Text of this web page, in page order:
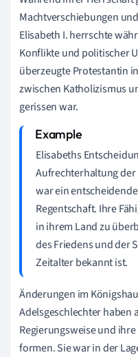
Machtverschiebungen
Elisabeth I. herrschte
Konflikte und politischer
überzeugte Protestantin
zwischen Katholizismus
gerissen war.
Elisabeths
Aufrechterhaltung
war ein
Regentschaft. Ihre
in ihrem Land zu
des Friedens und der
Zeitalter bekannt ist.
Änderungen im
Adelsgeschlechter haben
Regierungsweise und
formen. Sie war in der